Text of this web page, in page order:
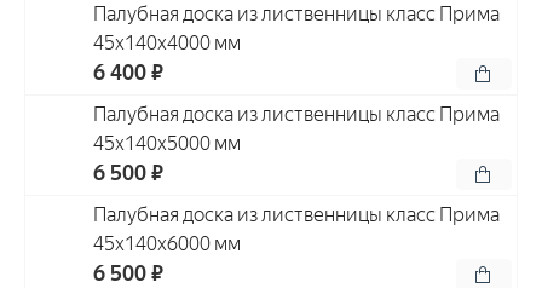
Палубная доска из лиственницы класс Прима
45x140x4000 мм
6 400 ₽
Палубная доска из лиственницы класс Прима
45x140x5000 мм
6 500 ₽
Палубная доска из лиственницы класс Прима
45x140x6000 мм
6 500 ₽